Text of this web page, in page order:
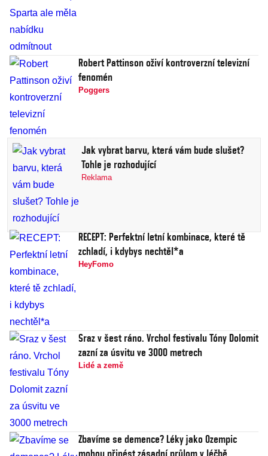
Robert Pattinson oživí kontroverzní televizní
fenomén
Poggers
Jak vybrat barvu, která vám bude slušet?
Tohle je rozhodující
Reklama
RECEPT: Perfektní letní kombinace, které tě
zchladí, i kdybys nechtěl*a
HeyFomo
Sraz v šest ráno. Vrchol festivalu Tóny Dolomit
zazní za úsvitu ve 3000 metrech
Lidé a země
Zbavíme se demence? Léky jako Ozempic